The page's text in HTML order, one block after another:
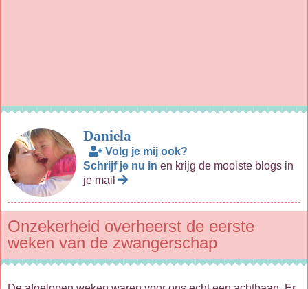
Daniela
Volg je mij ook?
Schrijf je nu in en krijg de mooiste blogs in
je mail
Onzekerheid overheerst de eerste
weken van de zwangerschap